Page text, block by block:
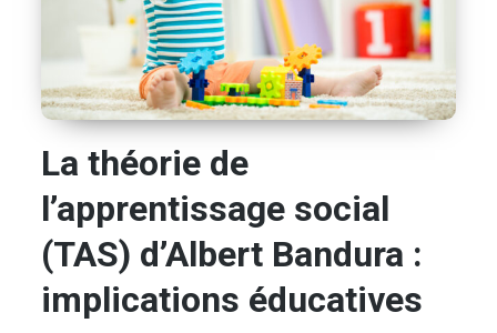
La théorie de
l’apprentissage social
(TAS) d’Albert Bandura :
implications éducatives